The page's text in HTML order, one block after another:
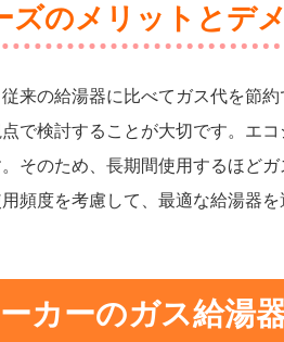
ズのメリットとデ
来の給湯器に比べてガス代を節
で検討することが大切です。エ
そのため、長期間使用するほど
頻度を考慮して、最適な給湯器を
カーのガス給湯